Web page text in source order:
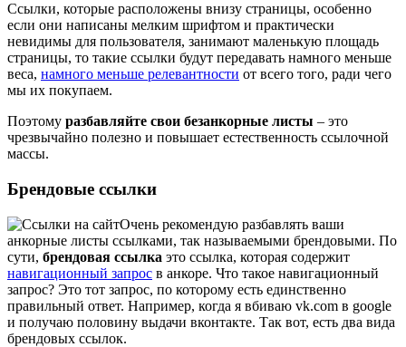
Ссылки, которые расположены внизу страницы, особенно
если они написаны мелким шрифтом и практически
невидимы для пользователя, занимают маленькую площадь
страницы, то такие ссылки будут передавать намного меньше
веса, намного меньше релевантности от всего того, ради чего
мы их покупаем.
Поэтому разбавляйте свои безанкорные листы – это
чрезвычайно полезно и повышает естественность ссылочной
массы.
Брендовые ссылки
Очень рекомендую разбавлять ваши
анкорные листы ссылками, так называемыми брендовыми. По
сути, брендовая ссылка это ссылка, которая содержит
навигационный запрос в анкоре. Что такое навигационный
запрос? Это тот запрос, по которому есть единственно
правильный ответ. Например, когда я вбиваю vk.com в google
и получаю половину выдачи вконтакте. Так вот, есть два вида
брендовых ссылок.